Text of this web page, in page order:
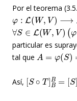
Por el teorema
φ:L (W,V)⟶Mn×
∀S ∈L(W,V )(φ S)
particular es
tal que
A =φ (S)=[S
Así,
[ S∘ T]BB
[ S] B[T] =A